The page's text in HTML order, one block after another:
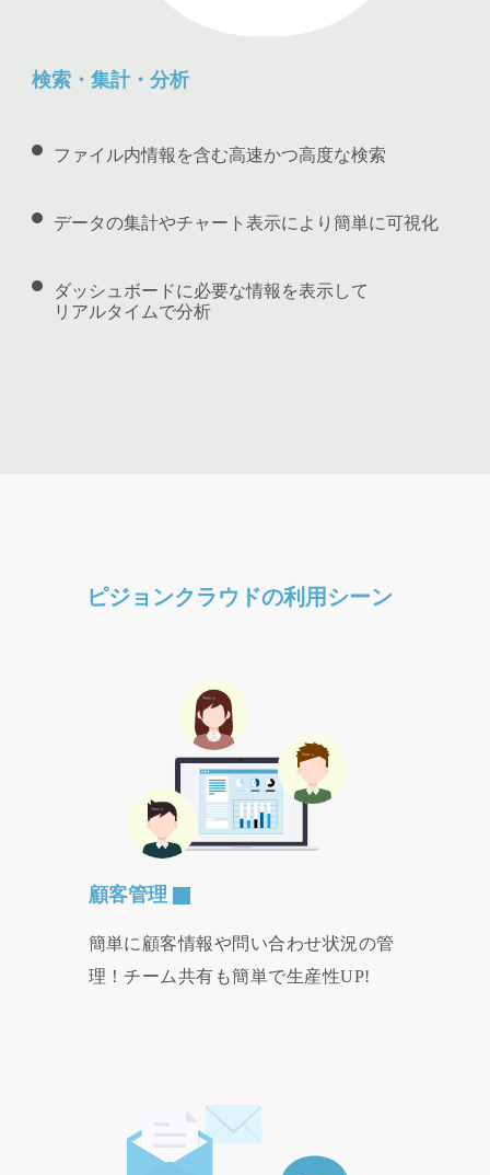
検索・集計・分析
ファイル内情報を含む高速かつ高度な検索
データの集計やチャート表示により簡単に可視化
ダッシュボードに必要な情報を表示して
リアルタイムで分析
ピジョンクラウドの利用シーン
顧客管理
簡単に顧客情報や問い合わせ状況の管
理！チーム共有も簡単で生産性UP!